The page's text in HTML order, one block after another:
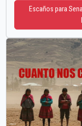
Escaños para